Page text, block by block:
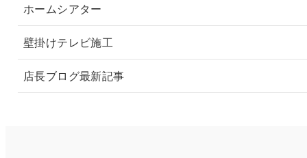
ホームシアター
壁掛けテレビ施工
店長ブログ最新記事